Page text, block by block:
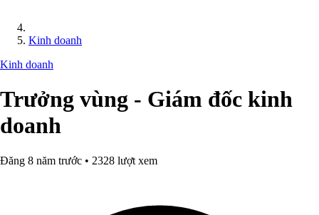
Kinh doanh
Kinh doanh
Trưởng vùng - Giám đốc kinh
doanh
Đăng 8 năm trước • 2328 lượt xem